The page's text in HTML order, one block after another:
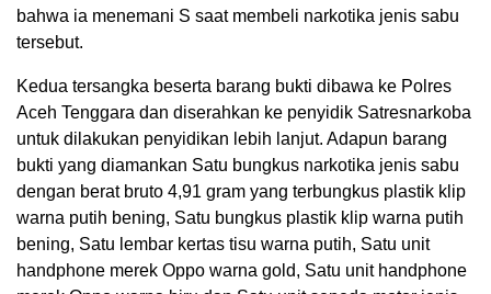
bahwa ia menemani S saat membeli narkotika jenis sabu
tersebut.
Kedua tersangka beserta barang bukti dibawa ke Polres
Aceh Tenggara dan diserahkan ke penyidik Satresnarkoba
untuk dilakukan penyidikan lebih lanjut. Adapun barang
bukti yang diamankan Satu bungkus narkotika jenis sabu
dengan berat bruto 4,91 gram yang terbungkus plastik klip
warna putih bening, Satu bungkus plastik klip warna putih
bening, Satu lembar kertas tisu warna putih, Satu unit
handphone merek Oppo warna gold, Satu unit handphone